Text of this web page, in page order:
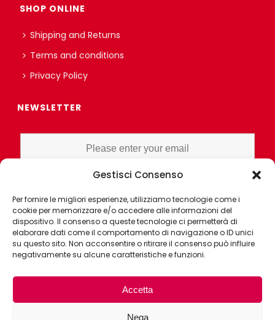
Gestisci Consenso
Per fornire le migliori esperienze, utilizziamo tecnologie come i
cookie per memorizzare e/o accedere alle informazioni del
dispositivo. Il consenso a queste tecnologie ci permetterà di
elaborare dati come il comportamento di navigazione o ID unici
su questo sito. Non acconsentire o ritirare il consenso può influire
negativamente su alcune caratteristiche e funzioni.
Accetta
Nega
SHOP ONLINE
Shipping and Returns
Terms and conditions
Privacy Policy
NEWSLETTER
THE REGULATION AND GRANT CONSENT FOR PROFILING OR
MARKET RESEARCH PURPOSES ALSO WITH THE AID OF
ELECTRONIC INSTRUMENTS, AIMED AT ANALYZING HABITS OR
CONSUMER CHOICES OF THE INTERESTED PARTY